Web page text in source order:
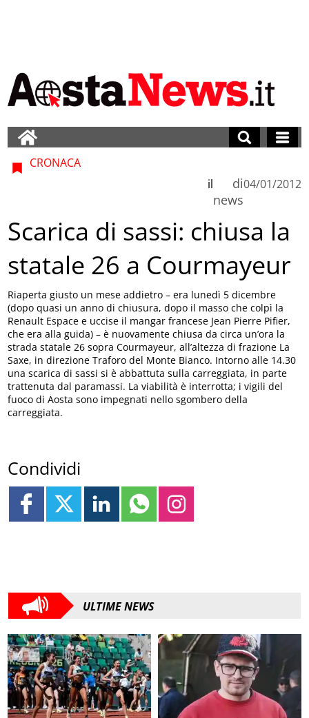
CRONACA
di
news
il 04/01/2012
Scarica di sassi: chiusa la
statale 26 a Courmayeur
Riaperta giusto un mese addietro – era lunedì 5 dicembre
(dopo quasi un anno di chiusura, dopo il masso che colpì la
Renault Espace e uccise il mangar francese Jean Pierre Pifier,
che era alla guida) – è nuovamente chiusa da circa un’ora la
strada statale 26 sopra Courmayeur, all’altezza di frazione La
Saxe, in direzione Traforo del Monte Bianco. Intorno alle 14.30
una scarica di sassi si è abbattuta sulla carreggiata, in parte
trattenuta dal paramassi. La viabilità è interrotta; i vigili del
fuoco di Aosta sono impegnati nello sgombero della
carreggiata.
Condividi
ULTIME NEWS